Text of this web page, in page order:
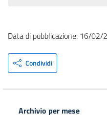
Data di pubblicazione: 16/02/
Condividi